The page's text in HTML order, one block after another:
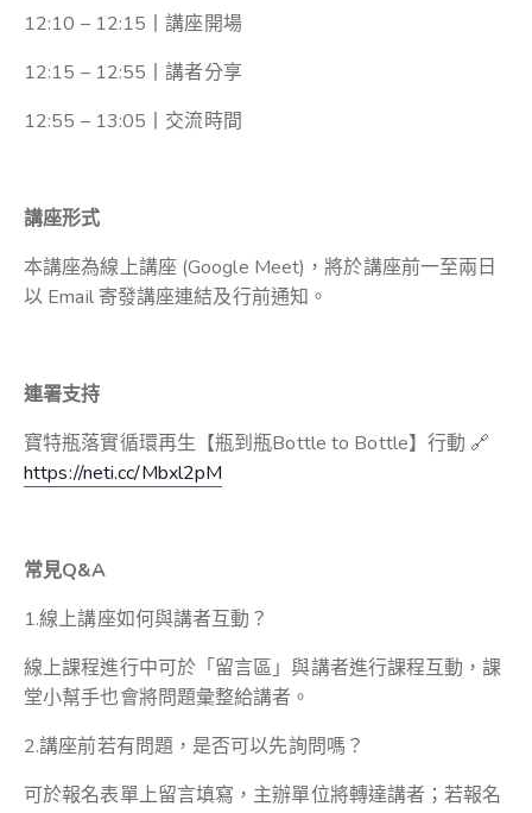
12:10 – 12:15丨講座開場
12:15 – 12:55丨講者分享
12:55 – 13:05丨交流時間
講座形式
本講座為線上講座 (Google Meet)，將於講座前一至兩日
以 Email 寄發講座連結及行前通知。
連署支持
寶特瓶落實循環再生【瓶到瓶Bottle to Bottle】行動 🔗
https://neti.cc/Mbxl2pM
常見Q&A
1.線上講座如何與講者互動？
線上課程進行中可於「留言區」與講者進行課程互動，課
堂小幫手也會將問題彙整給講者。
2.講座前若有問題，是否可以先詢問嗎？
可於報名表單上留言填寫，主辦單位將轉達講者；若報名